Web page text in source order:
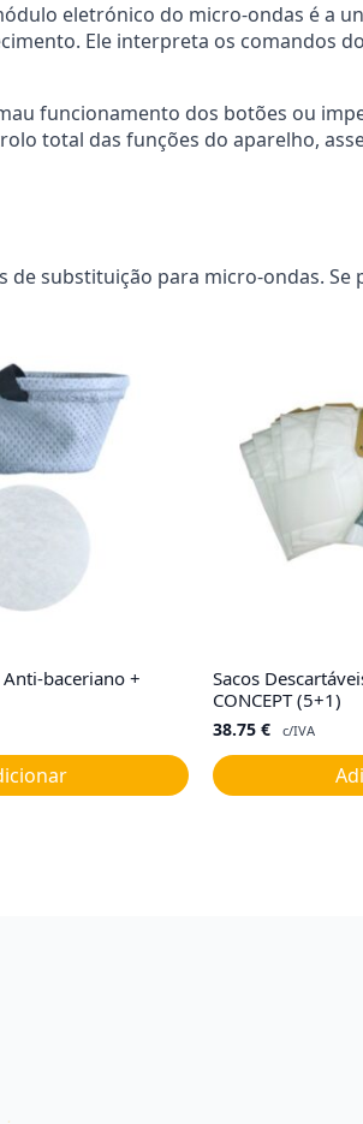
eletrónico do micro-ondas é a
Ele interpreta os comandos
funcionamento dos botões ou
total das funções do aparelho,
de substituição para micro-ondas.
Anti-baceriano +
Sacos
CONCEPT (5+1)
38.75 € c/IVA